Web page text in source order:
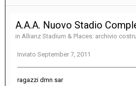
A.A.A. Nuovo Stadio
in Allianz Stadium & Places: archivio
Inviato September 7, 2011
ragazzi dmn sar